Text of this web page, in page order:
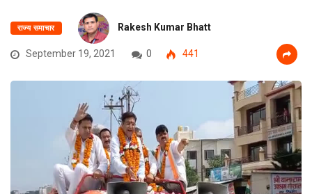
राज्य समाचार Rakesh Kumar Bhatt
September 19, 2021 0 441